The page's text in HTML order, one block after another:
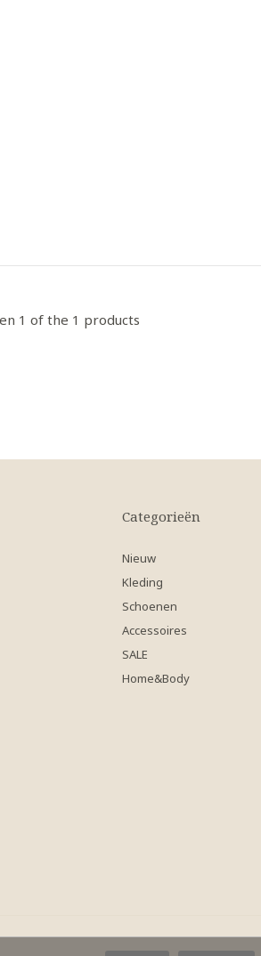
1 of the 1 products
Categorieën
Nieuw
Kleding
Schoenen
Accessoires
SALE
Home&Body